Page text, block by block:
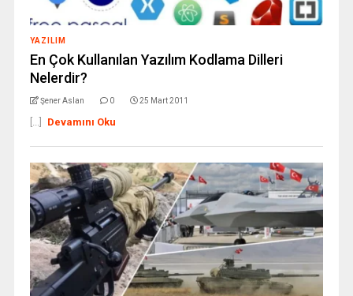
YAZILIM
En Çok Kullanılan Yazılım Kodlama Dilleri
Nelerdir?
Şener Aslan 0 25 Mart 2011
[...] Devamını Oku